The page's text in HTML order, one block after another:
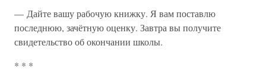
— Дайте вашу рабочую книжку. Я вам поставлю
последнюю, зачётную оценку. Завтра вы получите
свидетельство об окончании школы.
* * *